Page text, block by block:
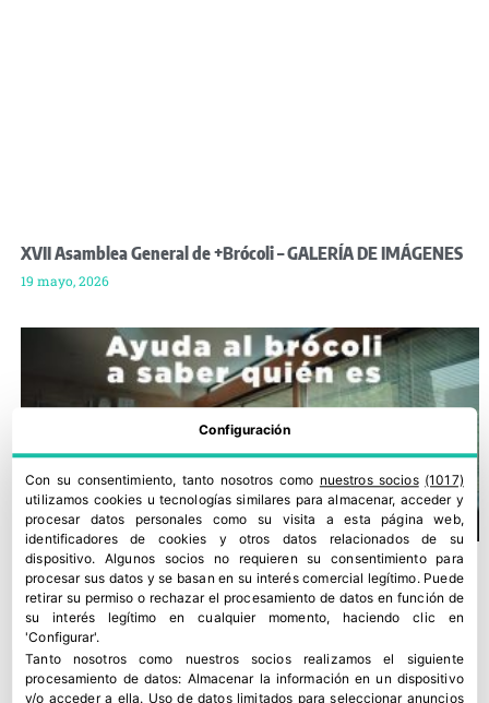
XVII Asamblea General de +Brócoli – GALERÍA DE IMÁGENES
19 mayo, 2026
Configuración
Con su consentimiento, tanto nosotros como nuestros socios (1017)
utilizamos cookies u tecnologías similares para almacenar, acceder y
procesar datos personales como su visita a esta página web,
identificadores de cookies y otros datos relacionados de su
dispositivo. Algunos socios no requieren su consentimiento para
procesar sus datos y se basan en su interés comercial legítimo. Puede
retirar su permiso o rechazar el procesamiento de datos en función de
su interés legítimo en cualquier momento, haciendo clic en
'Configurar'.
Tanto nosotros como nuestros socios realizamos el siguiente
procesamiento de datos: Almacenar la información en un dispositivo
y/o acceder a ella. Uso de datos limitados para seleccionar anuncios